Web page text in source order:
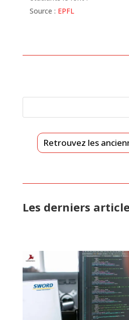
Source : EPFL
Retrouvez les
Les derniers